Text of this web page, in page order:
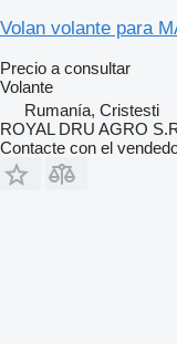
Volan volante para
Precio a consultar
Volante
Rumanía, Cristesti
ROYAL DRU AGRO
Contacte con el